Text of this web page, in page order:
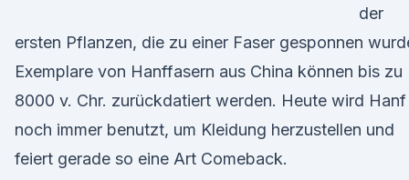
der
ersten Pflanzen, die zu einer Faser gesponnen
Exemplare von Hanffasern aus China können bis zu
8000 v. Chr. zurückdatiert werden. Heute wird Hanf
noch immer benutzt, um Kleidung herzustellen und
feiert gerade so eine Art Comeback.